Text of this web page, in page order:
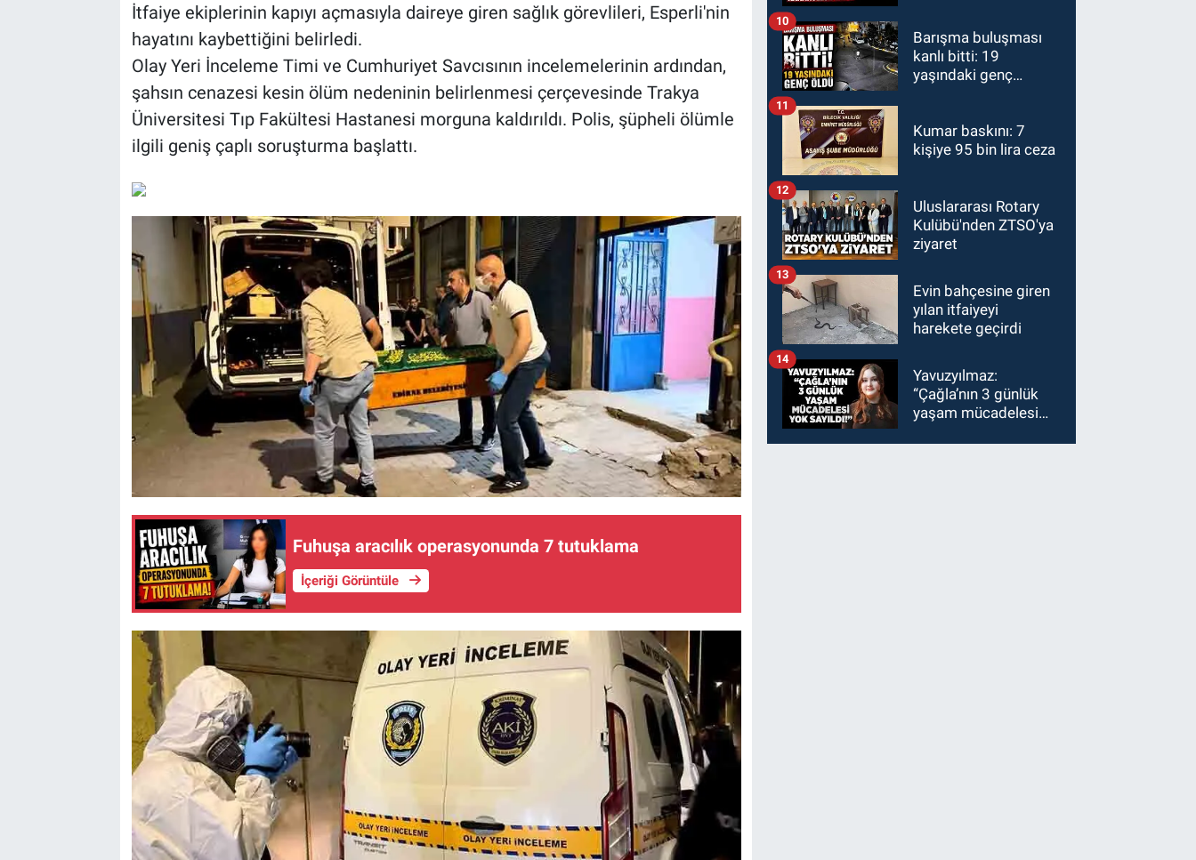
İtfaiye ekiplerinin kapıyı açmasıyla daireye giren sağlık görevlileri, Esperli'nin
hayatını kaybettiğini belirledi.
Olay Yeri İnceleme Timi ve Cumhuriyet Savcısının incelemelerinin ardından,
şahsın cenazesi kesin ölüm nedeninin belirlenmesi çerçevesinde Trakya
Üniversitesi Tıp Fakültesi Hastanesi morguna kaldırıldı. Polis, şüpheli ölümle
ilgili geniş çaplı soruşturma başlattı.
Fuhuşa aracılık operasyonunda 7 tutuklama
İçeriği Görüntüle
Barışma buluşması
kanlı bitti: 19
yaşındaki genç
10
Kumar baskını: 7
kişiye 95 bin lira ceza
11
Uluslararası Rotary
Kulübü'nden ZTSO'ya
ziyaret
12
Evin bahçesine giren
yılan itfaiyeyi
harekete geçirdi
13
Yavuzyılmaz:
“Çağla’nın 3 günlük
yaşam mücadelesi
14